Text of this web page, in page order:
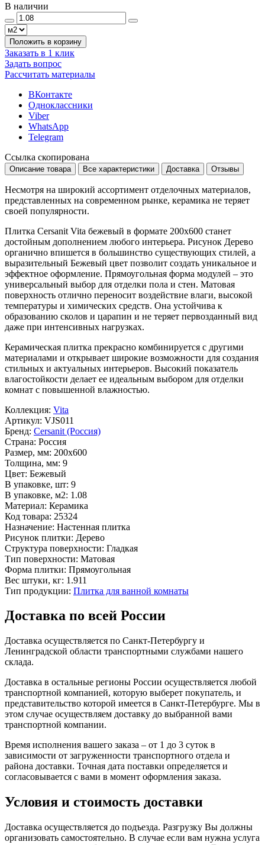
В наличии
Положить в корзину
Заказать в 1 клик
Задать вопрос
Рассчитать материалы
ВКонтакте
Одноклассники
Viber
WhatsApp
Telegram
Ссылка скопирована
Описание товара Все характеристики Доставка Отзывы
Несмотря на широкий ассортимент отделочных материалов,
представленных на современном рынке, керамика не теряет
своей популярности.
Плитка Cersanit Vita бежевый в формате 200x600 станет
достойным дополнением любого интерьера. Рисунок Дерево
органично впишется в большинство существующих стилей, а
выразительный Бежевый цвет позволит создать уникальное и
эффектное оформление. Прямоугольная форма модулей – это
универсальный выбор для отделки пола и стен. Матовая
поверхность отлично переносит воздействие влаги, высокой
температуры и химических средств. Она устойчива к
образованию сколов и царапин и не теряет первозданный вид
даже при интенсивных нагрузках.
Керамическая плитка прекрасно комбинируется с другими
материалами и открывает широкие возможности для создания
стильных и актуальных интерьеров. Высокий показатель
влагостойкости делает ее идеальным выбором для отделки
комнат с повышенной влажностью.
Коллекция: Vita
Артикул: VJS011
Бренд: Cersanit (Россия)
Страна: Россия
Размер, мм: 200x600
Толщина, мм: 9
Цвет: Бежевый
В упаковке, шт: 9
В упаковке, м2: 1.08
Материал: Керамика
Код товара: 25324
Назначение: Настенная плитка
Рисунок плитки: Дерево
Структура поверхности: Гладкая
Тип поверхности: Матовая
Форма плитки: Прямоугольная
Вес штуки, кг: 1.911
Тип продукции: Плитка для ванной комнаты
Доставка по всей России
Доставка осуществляется по Санкт-Петербургу и
Ленинградской области транспортными службами нашего
склада.
Доставка в остальные регионы России осуществляется любой
транспортной компанией, которую выберет покупатель, и
представительство которой имеется в Санкт-Петербурге. Мы в
этом случае осуществляем доставку до выбранной вами
транспортной компании.
Время исполнения вашего заказа – от 1 до 3 суток в
зависимости от загруженности транспортного отдела и
района доставки. Точная дата поставки определяется и
согласовывается с вами в момент оформления заказа.
Условия и стоимость доставки
Доставка осуществляется до подъезда. Разгрузку Вы должны
организовать самостоятельно. В случае если вам нужна услуга